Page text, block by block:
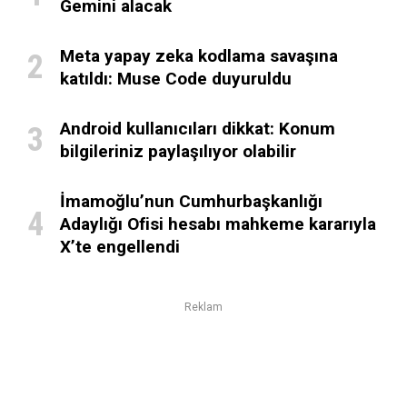
Gemini alacak
Meta yapay zeka kodlama savaşına
katıldı: Muse Code duyuruldu
Android kullanıcıları dikkat: Konum
bilgileriniz paylaşılıyor olabilir
İmamoğlu’nun Cumhurbaşkanlığı
Adaylığı Ofisi hesabı mahkeme kararıyla
X’te engellendi
Reklam